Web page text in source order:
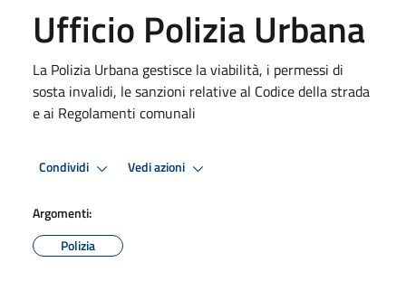
Ufficio Polizia Urbana
La Polizia Urbana gestisce la viabilità, i permessi di
sosta invalidi, le sanzioni relative al Codice della strada
e ai Regolamenti comunali
Condividi Vedi azioni
Argomenti:
Polizia